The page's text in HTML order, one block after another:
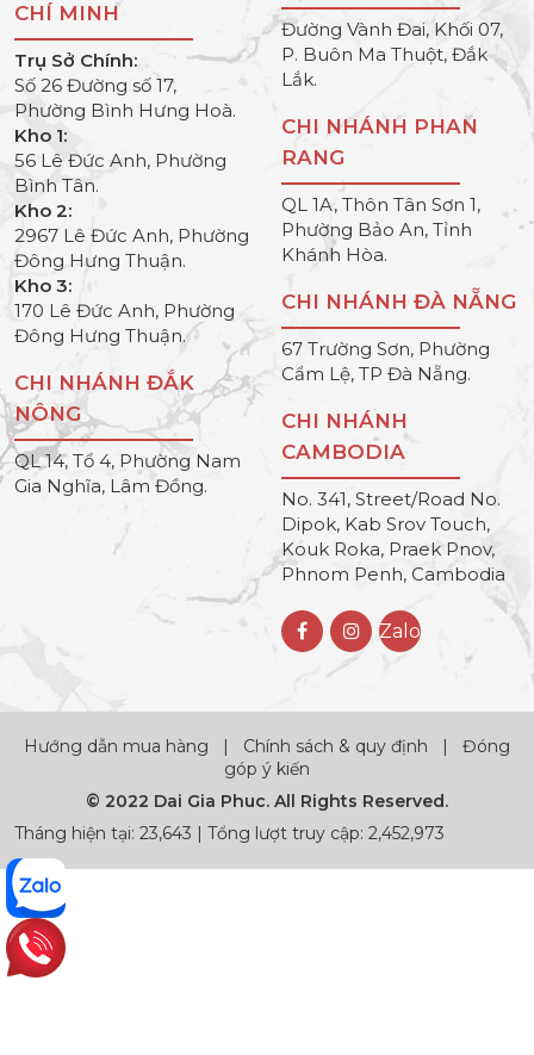
CHÍ MINH
Trụ Sở Chính:
Số 26 Đường số 17,
Phường Bình Hưng Hoà.
Kho 1:
56 Lê Đức Anh, Phường
Bình Tân.
Kho 2:
2967 Lê Đức Anh, Phường
Đông Hưng Thuận.
Kho 3:
170 Lê Đức Anh, Phường
Đông Hưng Thuận.
CHI NHÁNH ĐẮK
NÔNG
QL 14, Tổ 4, Phường Nam
Gia Nghĩa, Lâm Đồng.
Đường Vành Đai, Khối 07,
P. Buôn Ma Thuột, Đắk
Lắk.
CHI NHÁNH PHAN
RANG
QL 1A, Thôn Tân Sơn 1,
Phường Bảo An, Tỉnh
Khánh Hòa.
CHI NHÁNH ĐÀ NẴNG
67 Trường Sơn, Phường
Cẩm Lệ, TP Đà Nẵng.
CHI NHÁNH
CAMBODIA
No. 341, Street/Road No.
Dipok, Kab Srov Touch,
Kouk Roka, Praek Pnov,
Phnom Penh, Cambodia
Zalo
Hướng dẫn mua hàng Chính sách & quy định
Đóng
góp ý kiến
© 2022 Dai Gia Phuc. All Rights Reserved.
Tháng hiện tại: 23,643 | Tổng lượt truy cập: 2,452,973